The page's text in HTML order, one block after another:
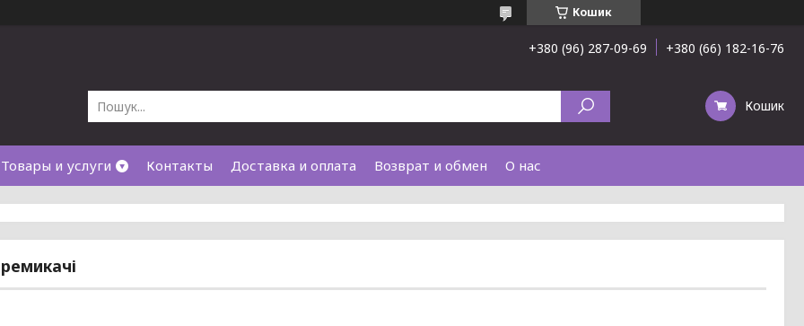
Кошик
+380 (96) 287-09-69 +380 (66) 182-16-76
Кошик
Товары и услуги Контакты Доставка и оплата Возврат и обмен О нас